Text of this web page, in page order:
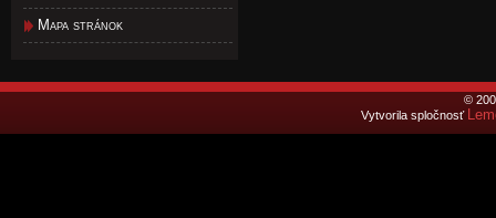
Mapa stránok
©
Vytvorila spločnosť